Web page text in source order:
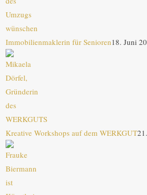
Immobilienmaklerin für Senioren18. Juni
Kreative Workshops auf dem WERKGUT